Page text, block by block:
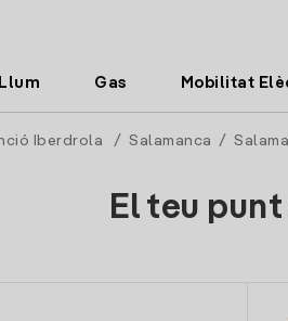
Llum Gas Mobilitat
Iberdrola / Salamanca /
El teu